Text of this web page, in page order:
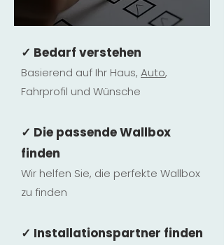
✓ Bedarf verstehen
Basierend auf Ihr Haus, Auto,
Fahrprofil und Wünsche
✓ Die passende Wallbox
finden
Wir helfen Sie, die perfekte Wallbox
zu finden
✓ Installationspartner finden